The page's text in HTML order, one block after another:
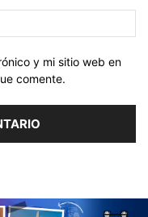
y mi sitio web en
comente.